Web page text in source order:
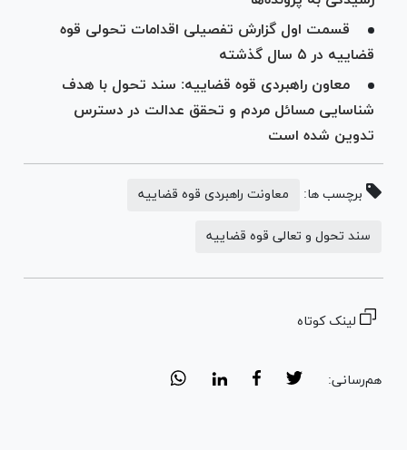
قسمت اول گزارش تفصیلی اقدامات تحولی قوه
قضاییه در ۵ سال گذشته
معاون راهبردی قوه قضاییه: سند تحول با هدف
شناسایی مسائل مردم و تحقق عدالت در دسترس
تدوین شده است
برچسب ها: معاونت راهبردی قوه قضاییه
سند تحول و تعالی قوه قضاییه
لینک کوتاه
هم‌رسانی: